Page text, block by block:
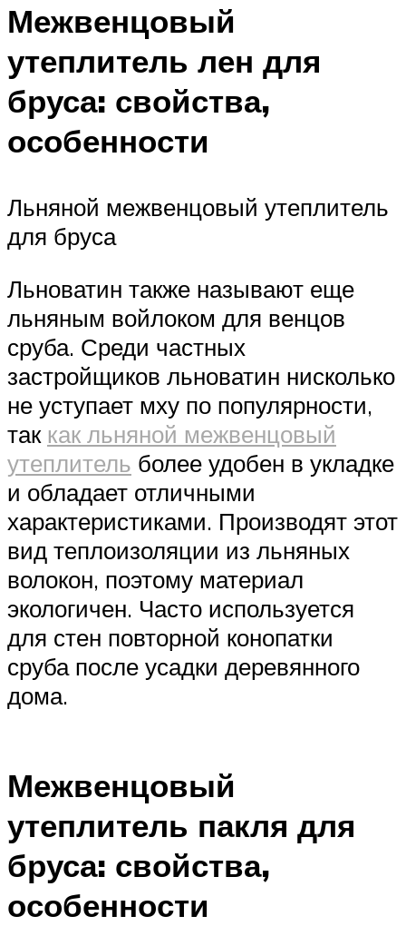
Межвенцовый
утеплитель лен для
бруса: свойства,
особенности
Льняной межвенцовый утеплитель
для бруса
Льноватин также называют еще
льняным войлоком для венцов
сруба. Среди частных
застройщиков льноватин нисколько
не уступает мху по популярности,
так как льняной межвенцовый
утеплитель более удобен в укладке
и обладает отличными
характеристиками. Производят этот
вид теплоизоляции из льняных
волокон, поэтому материал
экологичен. Часто используется
для стен повторной конопатки
сруба после усадки деревянного
дома.
Межвенцовый
утеплитель пакля для
бруса: свойства,
особенности